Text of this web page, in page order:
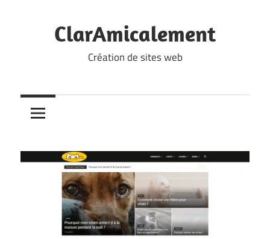
ClarAmicalement
Création de sites web